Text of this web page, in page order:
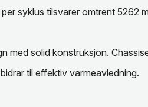
syklus tilsvarer omtrent 5262
med solid konstruksjon.
til effektiv varmeavledning.